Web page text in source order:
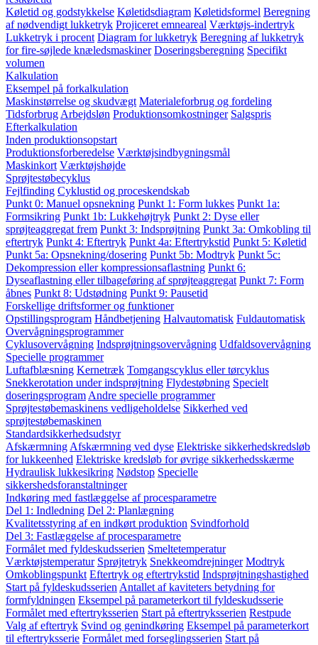
Køletid og godstykkelse Køletidsdiagram Køletidsformel Beregning
af nødvendigt lukketryk Projiceret emneareal Værktøjs-indertryk
Lukketryk i procent Diagram for lukketryk Beregning af lukketryk
for fire-søjlede knæledsmaskiner Doseringsberegning Specifikt
volumen
Kalkulation
Eksempel på forkalkulation
Maskinstørrelse og skudvægt Materialeforbrug og fordeling
Tidsforbrug Arbejdsløn Produktionsomkostninger Salgspris
Efterkalkulation
Inden produktionsopstart
Produktionsforberedelse Værktøjsindbygningsmål
Maskinkort Værktøjshøjde
Sprøjtestøbecyklus
Fejlfinding Cyklustid og proceskendskab
Punkt 0: Manuel opsnekning Punkt 1: Form lukkes Punkt 1a:
Formsikring Punkt 1b: Lukkehøjtryk Punkt 2: Dyse eller
sprøjteaggregat frem Punkt 3: Indsprøjtning Punkt 3a: Omkobling til
eftertryk Punkt 4: Eftertryk Punkt 4a: Eftertrykstid Punkt 5: Køletid
Punkt 5a: Opsnekning/dosering Punkt 5b: Modtryk Punkt 5c:
Dekompression eller kompressionsaflastning Punkt 6:
Dyseaflastning eller tilbageføring af sprøjteaggregat Punkt 7: Form
åbnes Punkt 8: Udstødning Punkt 9: Pausetid
Forskellige driftsformer og funktioner
Opstillingsprogram Håndbetjening Halvautomatisk Fuldautomatisk
Overvågningsprogrammer
Cyklusovervågning Indsprøjtningsovervågning Udfaldsovervågning
Specielle programmer
Luftafblæsning Kernetræk Tomgangscyklus eller tørcyklus
Snekkerotation under indsprøjtning Flydestøbning Specielt
doseringsprogram Andre specielle programmer
Sprøjtestøbemaskinens vedligeholdelse Sikkerhed ved
sprøjtestøbemaskinen
Standardsikkerhedsudstyr
Afskærmning Afskærmning ved dyse Elektriske sikkerhedskredsløb
for lukkeenhed Elektriske kredsløb for øvrige sikkerhedsskærme
Hydraulisk lukkesikring Nødstop Specielle
sikkershedsforanstaltninger
Indkøring med fastlæggelse af procesparametre
Del 1: Indledning Del 2: Planlægning
Kvalitetsstyring af en indkørt produktion Svindforhold
Del 3: Fastlæggelse af procesparametre
Formålet med fyldeskudsserien Smeltetemperatur
Værktøjstemperatur Sprøjtetryk Snekkeomdrejninger Modtryk
Omkoblingspunkt Eftertryk og eftertrykstid Indsprøjtningshastighed
Start på fyldeskudsserien Antallet af kaviteters betydning for
formfyldningen Eksempel på parameterkort til fyldeskudsserie
Formålet med eftertryksserien Start på eftertryksserien Restpude
Valg af eftertryk Svind og genindkøring Eksempel på parameterkort
til eftertryksserie Formålet med forseglingsserien Start på